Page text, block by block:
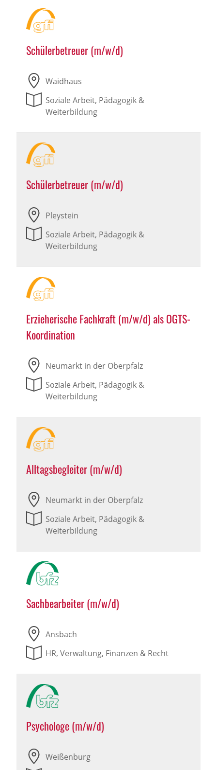
Schülerbetreuer (m/w/d)
Waidhaus
Soziale Arbeit, Pädagogik &
Weiterbildung
Schülerbetreuer (m/w/d)
Pleystein
Soziale Arbeit, Pädagogik &
Weiterbildung
Erzieherische Fachkraft (m/w/d) als OGTS-
Koordination
Neumarkt in der Oberpfalz
Soziale Arbeit, Pädagogik &
Weiterbildung
Alltagsbegleiter (m/w/d)
Neumarkt in der Oberpfalz
Soziale Arbeit, Pädagogik &
Weiterbildung
Sachbearbeiter (m/w/d)
Ansbach
HR, Verwaltung, Finanzen & Recht
Psychologe (m/w/d)
Weißenburg